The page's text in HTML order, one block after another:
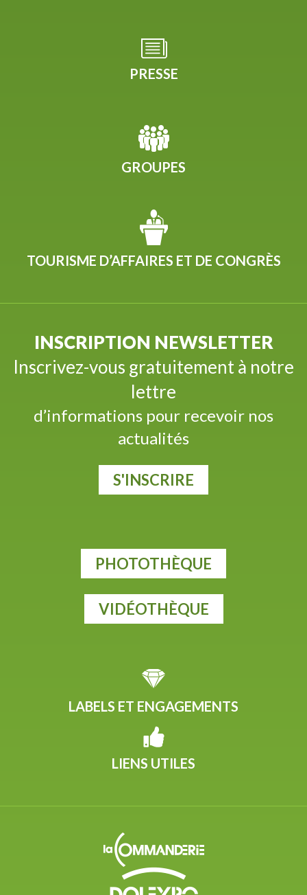
PRESSE
GROUPES
TOURISME D’AFFAIRES ET DE CONGRÈS
INSCRIPTION NEWSLETTER
Inscrivez-vous gratuitement à notre
lettre
d’informations pour recevoir nos
actualités
S'INSCRIRE
PHOTOTHÈQUE
VIDÉOTHÈQUE
LABELS ET ENGAGEMENTS
LIENS UTILES